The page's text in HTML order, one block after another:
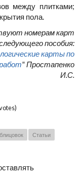
между плитками;
пола.
номерам карт
пособия:
карты по
" Простапенко
И.С.
Статьи